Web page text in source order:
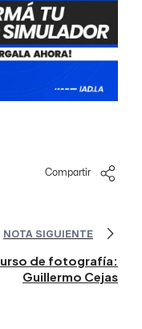
Compartir
NOTA SIGUIENTE
de fotografía:
Guillermo Cejas